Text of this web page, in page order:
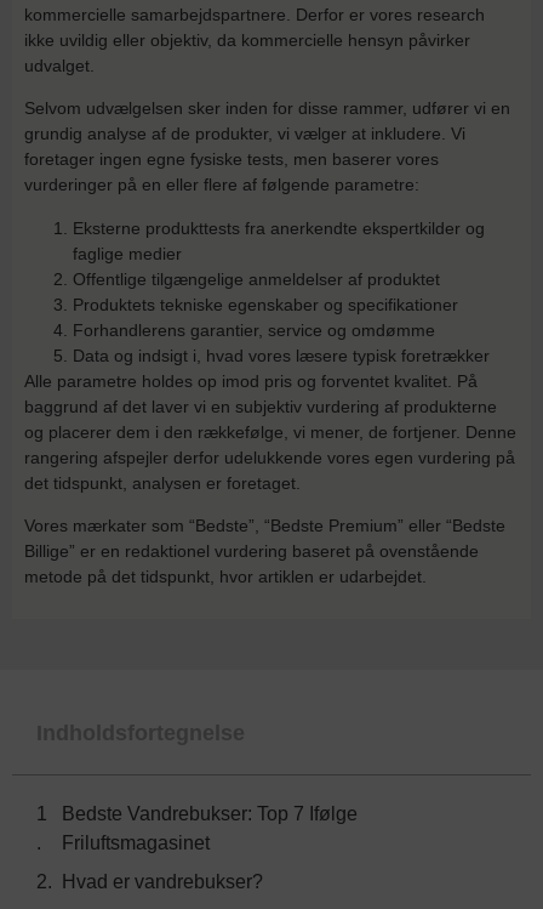
kommercielle samarbejdspartnere. Derfor er vores research
ikke uvildig eller objektiv, da kommercielle hensyn påvirker
udvalget.
Selvom udvælgelsen sker inden for disse rammer, udfører vi en
grundig analyse af de produkter, vi vælger at inkludere. Vi
foretager ingen egne fysiske tests, men baserer vores
vurderinger på en eller flere af følgende parametre:
Eksterne produkttests fra anerkendte ekspertkilder og
faglige medier
Offentlige tilgængelige anmeldelser af produktet
Produktets tekniske egenskaber og specifikationer
Forhandlerens garantier, service og omdømme
Data og indsigt i, hvad vores læsere typisk foretrækker
Alle parametre holdes op imod pris og forventet kvalitet. På
baggrund af det laver vi en subjektiv vurdering af produkterne
og placerer dem i den rækkefølge, vi mener, de fortjener. Denne
rangering afspejler derfor udelukkende vores egen vurdering på
det tidspunkt, analysen er foretaget.
Vores mærkater som “Bedste”, “Bedste Premium” eller “Bedste
Billige” er en redaktionel vurdering baseret på ovenstående
metode på det tidspunkt, hvor artiklen er udarbejdet.
Indholdsfortegnelse
Bedste Vandrebukser: Top 7 Ifølge
Friluftsmagasinet
Hvad er vandrebukser?